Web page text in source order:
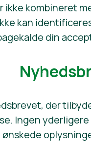
ikke kombineret
kan
din
der
Ingen